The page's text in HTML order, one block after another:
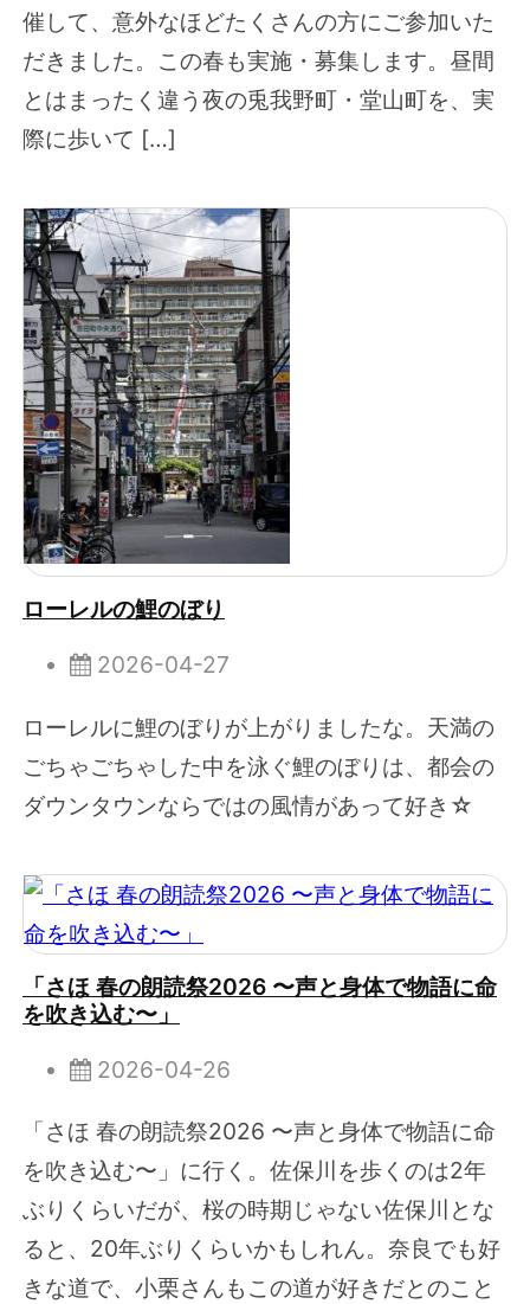
催して、意外なほどたくさんの方にご参加いた
だきました。この春も実施・募集します。昼間
とはまったく違う夜の兎我野町・堂山町を、実
際に歩いて […]
ローレルの鯉のぼり
2026-04-27
ローレルに鯉のぼりが上がりましたな。天満の
ごちゃごちゃした中を泳ぐ鯉のぼりは、都会の
ダウンタウンならではの風情があって好き☆
「さほ 春の朗読祭2026 〜声と身体で物語に命
を吹き込む〜」
2026-04-26
「さほ 春の朗読祭2026 〜声と身体で物語に命
を吹き込む〜」に行く。佐保川を歩くのは2年
ぶりくらいだが、桜の時期じゃない佐保川とな
ると、20年ぶりくらいかもしれん。奈良でも好
きな道で、小栗さんもこの道が好きだとのこと